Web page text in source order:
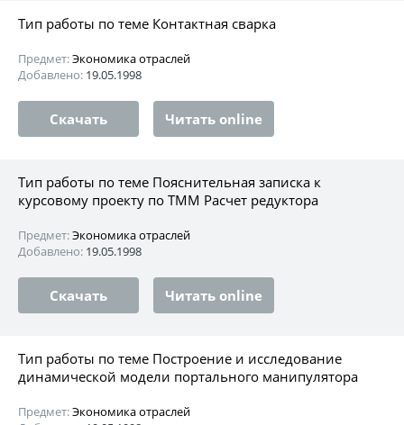
Тип работы по теме Контактная сварка
Предмет:Экономика отраслей
Добавлено: 19.05.1998
Скачать Читать online
Тип работы по теме Пояснительная записка к
курсовому проекту по ТММ Расчет редуктора
Предмет:Экономика отраслей
Добавлено: 19.05.1998
Скачать Читать online
Тип работы по теме Построение и исследование
динамической модели портального манипулятора
Предмет:Экономика отраслей